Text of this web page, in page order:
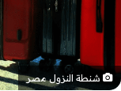
شنطة النزول مصر